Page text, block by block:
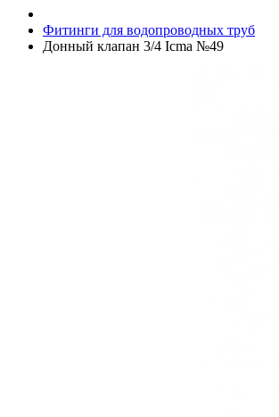
Фитинги для водопроводных труб
Донный клапан 3/4 Icma №49